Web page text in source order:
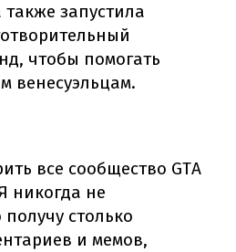
запустила
чтобы помогать
венесуэльцам.
все сообщество GTA
никогда не
столько
и мемов,